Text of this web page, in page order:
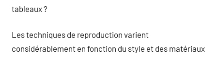
tableaux ?
Les techniques de reproduction varient
considérablement en fonction du style et des matériaux